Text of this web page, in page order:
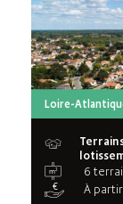
Loire-
6
À